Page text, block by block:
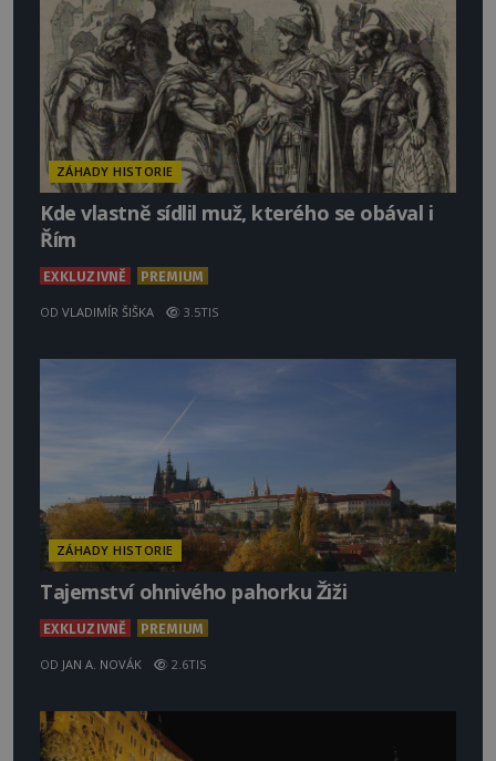
ZÁHADY HISTORIE
Kde vlastně sídlil muž, kterého se obával i
Řím
EXKLUZIVNĚ PREMIUM
OD VLADIMÍR ŠIŠKA 3.5TIS
ZÁHADY HISTORIE
Tajemství ohnivého pahorku Žiži
EXKLUZIVNĚ PREMIUM
OD JAN A. NOVÁK 2.6TIS